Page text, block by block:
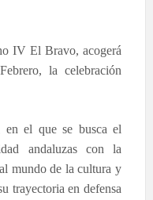
IV El Bravo, acogerá
la celebración
en el que se busca el
andaluzas con la
mundo de la cultura y
trayectoria en defensa